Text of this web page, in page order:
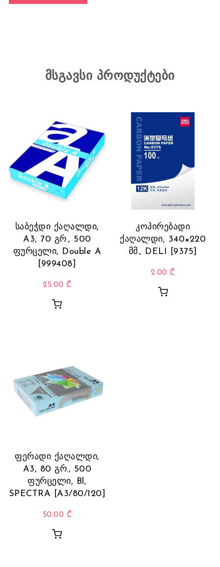
მსგავსი პროდუქტები
საბეჭდი ქაღალდი,
A3, 70 გრ., 500
ფურცელი, Double A
[999408]
25.00 ₾
კოპირებადი
ქაღალდი, 340×220
მმ., DELI [9375]
2.00 ₾
ფერადი ქაღალდი,
A3, 80 გრ., 500
ფურცელი, Bl,
SPECTRA [A3/80/120]
50.00 ₾